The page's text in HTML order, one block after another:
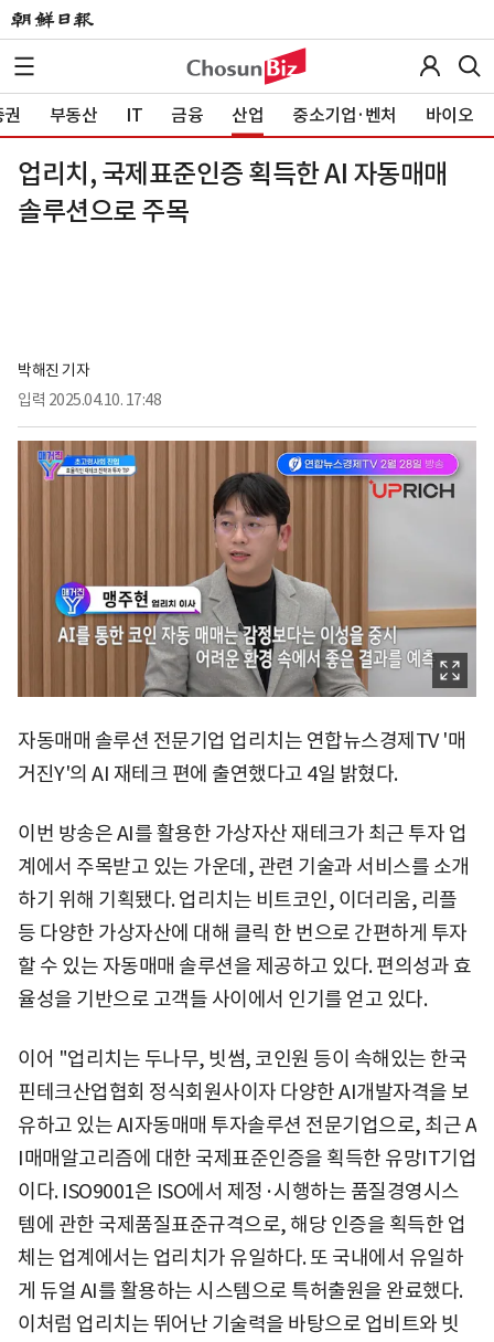
부동산 IT 금융 산업 중소기업·벤처 바이오
업리치, 국제표준인증 획득한 AI 자동매매
솔루션으로 주목
박해진 기자
입력 2025.04.10. 17:48
자동매매 솔루션 전문기업 업리치는 연합뉴스경제TV '매
거진Y'의 AI 재테크 편에 출연했다고 4일 밝혔다.
이번 방송은 AI를 활용한 가상자산 재테크가 최근 투자 업
계에서 주목받고 있는 가운데, 관련 기술과 서비스를 소개
하기 위해 기획됐다. 업리치는 비트코인, 이더리움, 리플
등 다양한 가상자산에 대해 클릭 한 번으로 간편하게 투자
할 수 있는 자동매매 솔루션을 제공하고 있다. 편의성과 효
율성을 기반으로 고객들 사이에서 인기를 얻고 있다.
이어 "업리치는 두나무, 빗썸, 코인원 등이 속해있는 한국
핀테크산업협회 정식회원사이자 다양한 AI개발자격을 보
유하고 있는 AI자동매매 투자솔루션 전문기업으로, 최근 A
I매매알고리즘에 대한 국제표준인증을 획득한 유망IT기업
이다. ISO9001은 ISO에서 제정·시행하는 품질경영시스
템에 관한 국제품질표준규격으로, 해당 인증을 획득한 업
체는 업계에서는 업리치가 유일하다. 또 국내에서 유일하
게 듀얼 AI를 활용하는 시스템으로 특허출원을 완료했다.
이처럼 업리치는 뛰어난 기술력을 바탕으로 업비트와 빗